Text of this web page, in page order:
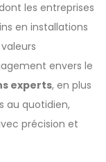
les entreprises
en installations
envers le
experts, en plus
au quotidien,
précision et